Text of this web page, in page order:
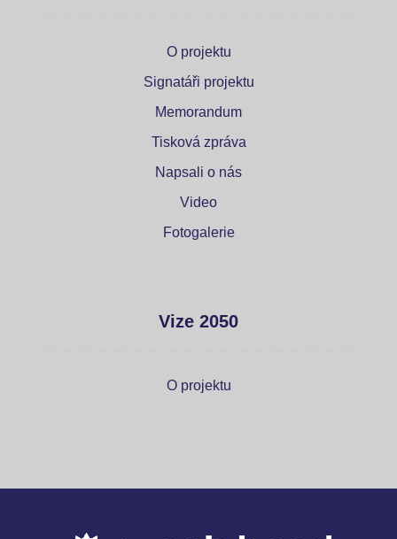
O projektu
Signatáři projektu
Memorandum
Tisková zpráva
Napsali o nás
Video
Fotogalerie
Vize 2050
O projektu